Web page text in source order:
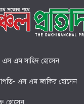
এম সাহিদ হোসেন
এস এম জাকির হোসেন